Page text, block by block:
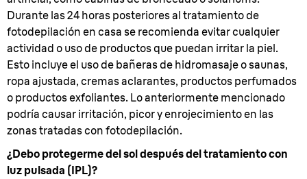
Durante las 24 horas posteriores al tratamiento de
fotodepilación en casa se recomienda evitar cualquier
actividad o uso de productos que puedan irritar la piel.
Esto incluye el uso de bañeras de hidromasaje o saunas,
ropa ajustada, cremas aclarantes, productos perfumados
o productos exfoliantes. Lo anteriormente mencionado
podría causar irritación, picor y enrojecimiento en las
zonas tratadas con fotodepilación.
¿Debo protegerme del sol después del tratamiento con
luz pulsada (IPL)?